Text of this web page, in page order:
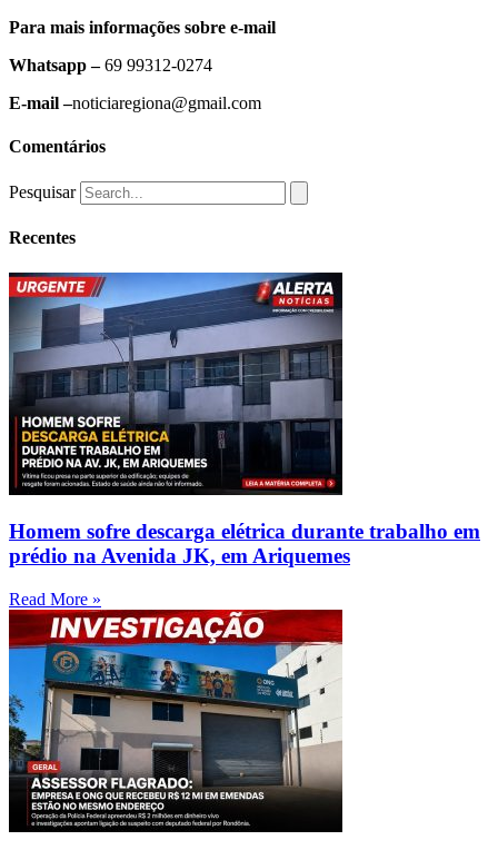
Para mais informações sobre e-mail
Whatsapp –69 99312-0274
E-mail –noticiaregiona@gmail.com
Comentários
Pesquisar
Recentes
Homem sofre descarga elétrica durante trabalho em
prédio na Avenida JK, em Ariquemes
Read More »